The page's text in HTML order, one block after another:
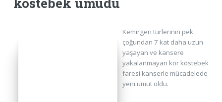
Kemirgen türlerinin pek
çoğundan 7 kat daha uzun
yaşayan ve kansere
yakalanmayan kör köstebek
faresi kanserle mücadelede
yeni umut oldu.